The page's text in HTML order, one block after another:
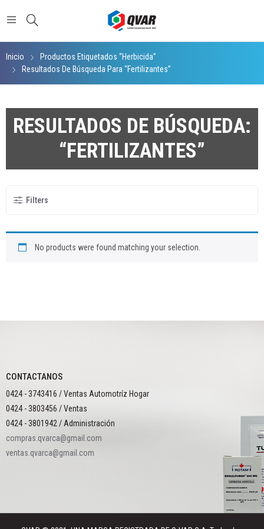
Inicio
Productos Etiquetados “herbicida”
Resultados De Búsqueda Para “Fertilizantes”
RESULTADOS DE BÚSQUEDA:
“FERTILIZANTES”
Filters
No products were found matching your selection.
CONTACTANOS
0424 - 3743416 / Ventas Automotríz Hogar
0424 - 3803456 / Ventas
0424 - 3801942 / Administración
compras.qvarca@gmail.com
ventas.qvarca@gmail.com